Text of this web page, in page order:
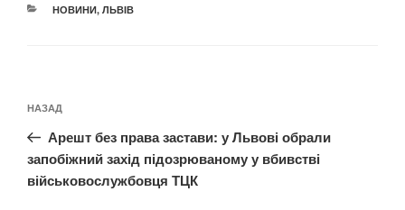
КАТЕГОРІЇ
НОВИНИ, ЛЬВІВ
записів
Попередній
запис:
НАЗАД
Арешт без права застави: у Львові обрали
запобіжний захід підозрюваному у вбивстві
військовослужбовця ТЦК